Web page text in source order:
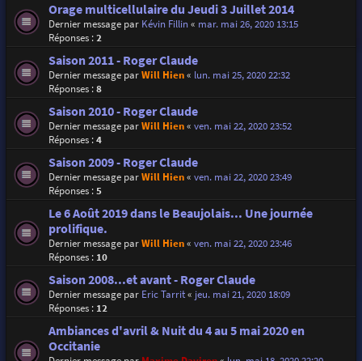
Orage multicellulaire du Jeudi 3 Juillet 2014
Dernier message par Kévin Fillin« mar. mai 26, 2020 13:15
Réponses :2
Saison 2011 - Roger Claude
Dernier message parWill Hien« lun. mai 25, 2020 22:32
Réponses :8
Saison 2010 - Roger Claude
Dernier message parWill Hien« ven. mai 22, 2020 23:52
Réponses :4
Saison 2009 - Roger Claude
Dernier message parWill Hien« ven. mai 22, 2020 23:49
Réponses :5
Le 6 Août 2019 dans le Beaujolais... Une journée
prolifique.
Dernier message parWill Hien« ven. mai 22, 2020 23:46
Réponses : 10
Saison 2008...et avant - Roger Claude
Dernier message par Eric Tarrit« jeu. mai 21, 2020 18:09
Réponses : 12
Ambiances d'avril & Nuit du 4 au 5 mai 2020 en
Occitanie